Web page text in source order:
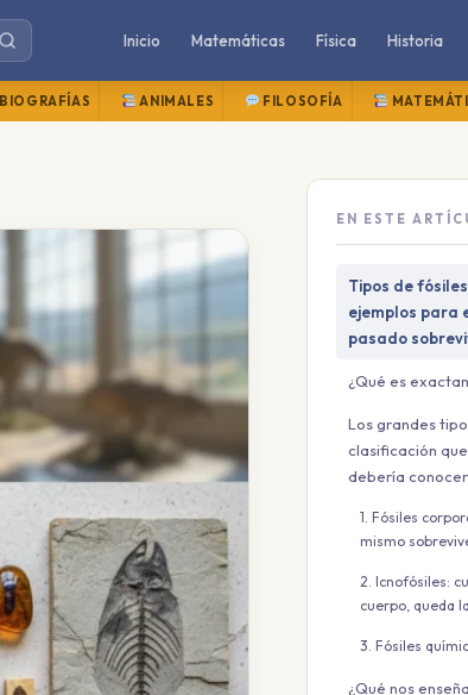
Inicio Matemáticas Física Historia
BIOGRAFÍAS ANIMALES FILOSOFÍA
EN ESTE
Tipos de
ejemplos para
pasado
¿Qué es
Los grandes
clasificación
debería conocer
1. Fósiles
mismo
2. Icnofósiles:
cuerpo, queda
3. Fósiles
¿Qué nos